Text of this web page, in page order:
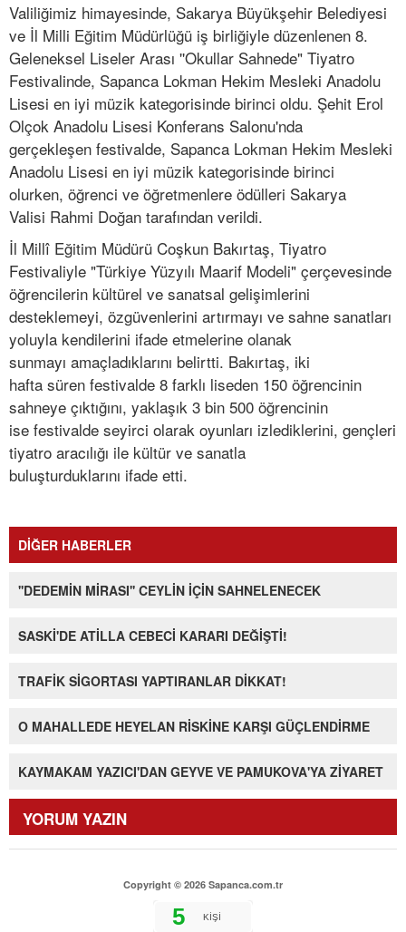
Valiliğimiz himayesinde, Sakarya Büyükşehir Belediyesi
ve İl Milli Eğitim Müdürlüğü iş birliğiyle düzenlenen 8.
Geleneksel Liseler Arası ''Okullar Sahnede" Tiyatro
Festivalinde, Sapanca Lokman Hekim Mesleki Anadolu
Lisesi en iyi müzik kategorisinde birinci oldu. Şehit Erol
Olçok Anadolu Lisesi Konferans Salonu'nda
gerçekleşen festivalde, Sapanca Lokman Hekim Mesleki
Anadolu Lisesi en iyi müzik kategorisinde birinci
olurken, öğrenci ve öğretmenlere ödülleri Sakarya
Valisi Rahmi Doğan tarafından verildi.
İl Millî Eğitim Müdürü Coşkun Bakırtaş, Tiyatro
Festivaliyle "Türkiye Yüzyılı Maarif Modeli" çerçevesinde
öğrencilerin kültürel ve sanatsal gelişimlerini
desteklemeyi, özgüvenlerini artırmayı ve sahne sanatları
yoluyla kendilerini ifade etmelerine olanak
sunmayı amaçladıklarını belirtti. Bakırtaş, iki
hafta süren festivalde 8 farklı liseden 150 öğrencinin
sahneye çıktığını, yaklaşık 3 bin 500 öğrencinin
ise festivalde seyirci olarak oyunları izlediklerini, gençleri
tiyatro aracılığı ile kültür ve sanatla
buluşturduklarını ifade etti.
DİĞER HABERLER
''DEDEMİN MİRASI'' CEYLİN İÇİN SAHNELENECEK
SASKİ'DE ATİLLA CEBECİ KARARI DEĞİŞTİ!
TRAFİK SİGORTASI YAPTIRANLAR DİKKAT!
O MAHALLEDE HEYELAN RİSKİNE KARŞI GÜÇLENDİRME
KAYMAKAM YAZICI'DAN GEYVE VE PAMUKOVA'YA ZİYARET
YORUM YAZIN
Copyright © 2026 Sapanca.com.tr